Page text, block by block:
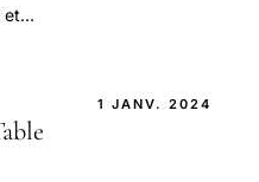
et
1 JANV. 2024